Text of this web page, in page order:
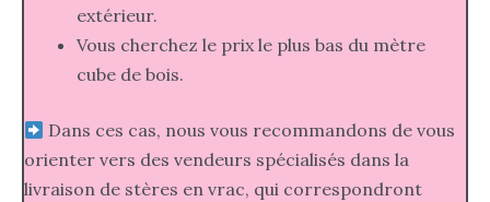
extérieur.
Vous cherchez le prix le plus bas du mètre
cube de bois.
Dans ces cas, nous vous recommandons de vous
orienter vers des vendeurs spécialisés dans la
livraison de stères en vrac, qui correspondront